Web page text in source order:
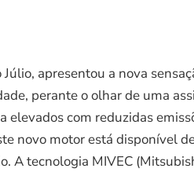
apresentou a nova
perante o olhar de uma
com reduzidas
novo motor está disponível
A tecnologia MIVEC